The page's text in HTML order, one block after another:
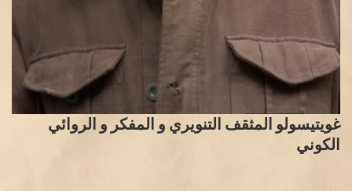
غويتيسولو المثقف التنويري و المفكر و الروائي
الكوني